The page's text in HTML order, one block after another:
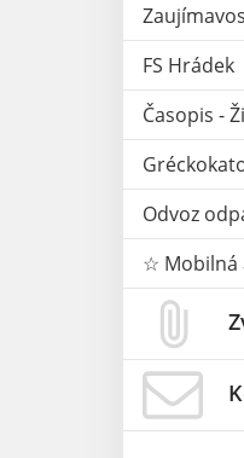
FS Hrádek
Časopis -
Odvoz
☆ Mobilná